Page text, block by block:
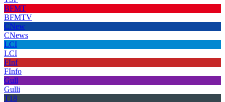
BFMT
BFMTV
CNew
CNews
LCI
LCI
FInf
FInfo
Gull
Gulli
T18